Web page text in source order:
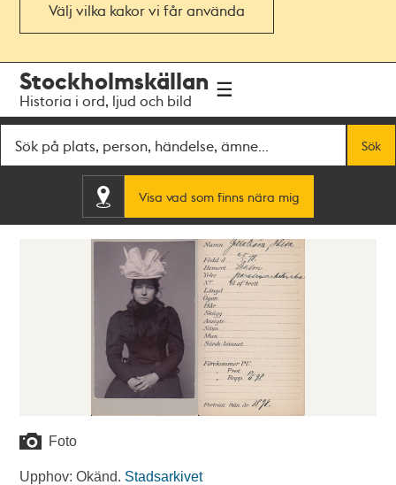
Välj vilka kakor vi får använda
navigationen
huvudinnehållet
Stockholmskällan
Historia i ord, ljud och bild
Sök
Visa vad som finns nära mig
Foto
Upphov: Okänd. Stadsarkivet